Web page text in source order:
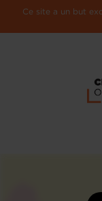
Ce site a un but